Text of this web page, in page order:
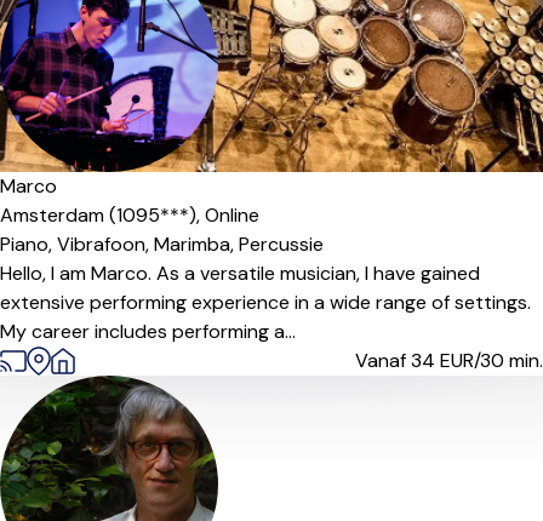
Marco
Amsterdam (1095***),Online
Piano,Vibrafoon,Marimba,Percussie
Hello, I am Marco. As a versatile musician, I have gained
extensive performing experience in a wide range of settings.
My career includes performing a...
Vanaf 34 EUR/30 min.